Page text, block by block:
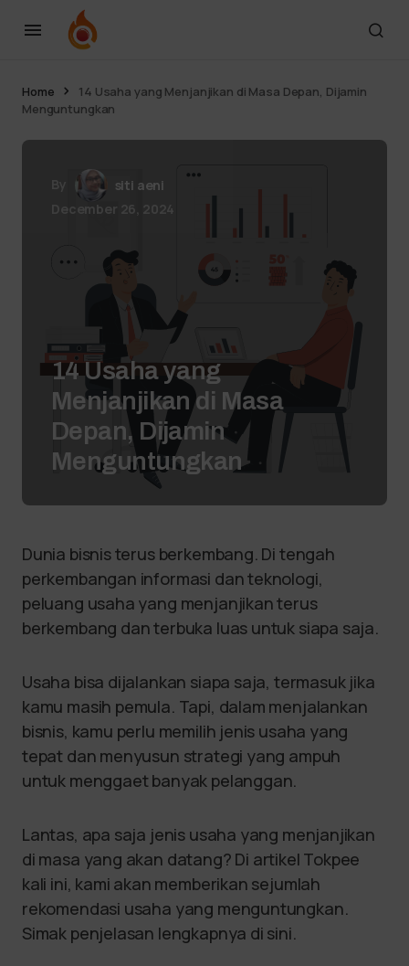
Home
14 Usaha yang Menjanjikan di Masa Depan, Dijamin
Menguntungkan
siti aeni
December 26, 2024
14 Usaha yang
Menjanjikan di Masa
Depan, Dijamin
Menguntungkan
Dunia bisnis terus berkembang. Di tengah
perkembangan informasi dan teknologi,
peluang usaha yang menjanjikan terus
berkembang dan terbuka luas untuk siapa saja.
Usaha bisa dijalankan siapa saja, termasuk jika
kamu masih pemula. Tapi, dalam menjalankan
bisnis, kamu perlu memilih jenis usaha yang
tepat dan menyusun strategi yang ampuh
untuk menggaet banyak pelanggan.
Lantas, apa saja jenis usaha yang menjanjikan
di masa yang akan datang? Di artikel Tokpee
kali ini, kami akan memberikan sejumlah
rekomendasi usaha yang menguntungkan.
Simak penjelasan lengkapnya di sini.